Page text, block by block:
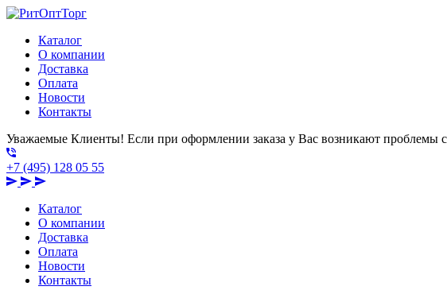
Каталог
О компании
Доставка
Оплата
Новости
Контакты
Уважаемые Клиенты! Если при оформлении заказа у Вас возникают проблемы
+7 (495) 128 05 55
Каталог
О компании
Доставка
Оплата
Новости
Контакты